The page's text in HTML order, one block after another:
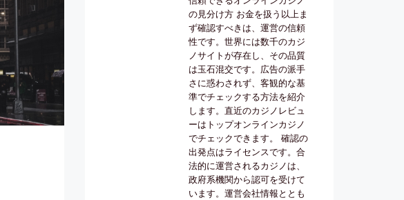
の見分け方 お金を扱う以上ま
ず確認すべきは、運営の信頼
性です。世界には数千のカジ
ノサイトが存在し、その品質
は玉石混交です。広告の派手
さに惑わされず、客観的な基
準でチェックする方法を紹介
します。直近のカジノレビュ
ーはトップオンラインカジノ
でチェックできます。 確認の
出発点はライセンスです。合
法的に運営されるカジノは、
政府系機関から認可を受けて
います。運営会社情報ととも